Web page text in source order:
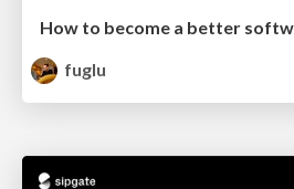
fuglu